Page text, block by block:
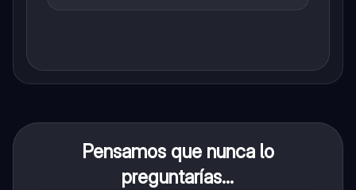
Pensamos que nunca lo
preguntarías...